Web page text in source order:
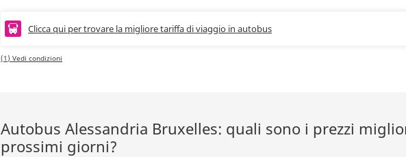
Clicca qui per trovare la migliore tariffa di viaggio in autobus
(1) Vedi condizioni
Autobus Alessandria Bruxelles: quali sono i prezzi
prossimi giorni?